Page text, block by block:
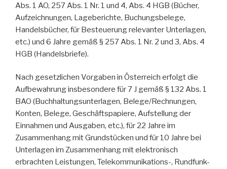
Abs. 1 AO, 257 Abs. 1 Nr. 1 und 4, Abs. 4 HGB (Bücher,
Aufzeichnungen, Lageberichte, Buchungsbelege,
Handelsbücher, für Besteuerung relevanter Unterlagen,
etc.) und 6 Jahre gemäß § 257 Abs. 1 Nr. 2 und 3, Abs. 4
HGB (Handelsbriefe).
Nach gesetzlichen Vorgaben in Österreich erfolgt die
Aufbewahrung insbesondere für 7 J gemäß § 132 Abs. 1
BAO (Buchhaltungsunterlagen, Belege/Rechnungen,
Konten, Belege, Geschäftspapiere, Aufstellung der
Einnahmen und Ausgaben, etc.), für 22 Jahre im
Zusammenhang mit Grundstücken und für 10 Jahre bei
Unterlagen im Zusammenhang mit elektronisch
erbrachten Leistungen, Telekommunikations-, Rundfunk-